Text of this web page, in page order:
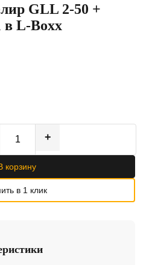
GLL 2-50 +
в L-Boxx
+
корзину
в 1 клик